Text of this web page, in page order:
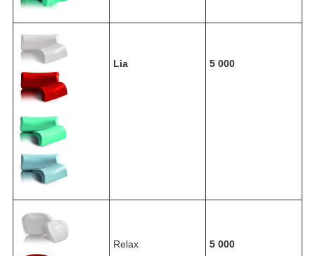
Lia 5 000
Relax 5 000